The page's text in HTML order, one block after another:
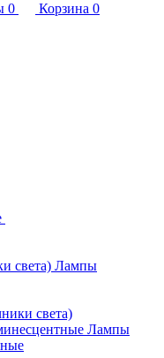
0 Корзина 0
Лампы
света)
Лампы